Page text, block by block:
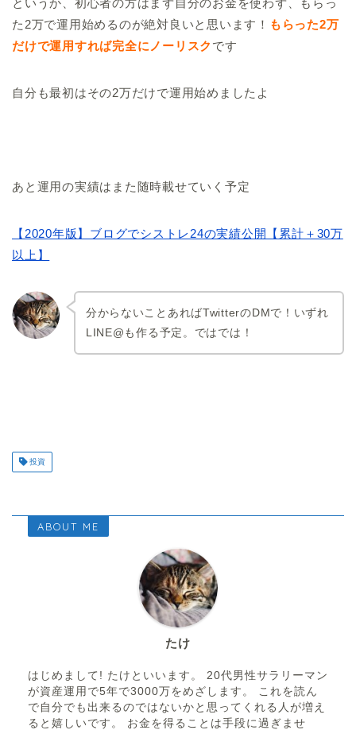
というか、初心者の方はまず自分のお金を使わず、もらっ
た2万で運用始めるのが絶対良いと思います！ もらった2万
だけで運用すれば完全にノ ーリスク です
自分も最初はその2万だけで運用始めましたよ
あと運用の実績はまた随時載せていく予定
【2020年版】ブログでシストレ24の実績公開【累計＋30万
以上】
分からないことあればTwitterのDMで！いずれ
LINE@も作る予定。ではでは！
投資
ABOUT ME
たけ
はじめまして! たけといいます。 20代男性サラリーマン
が資産運用で5年で3000万をめざします。 これを読ん
で自分でも出来るのではないかと思ってくれる人が増え
ると嬉しいです。 お金を得ることは手段に過ぎませ